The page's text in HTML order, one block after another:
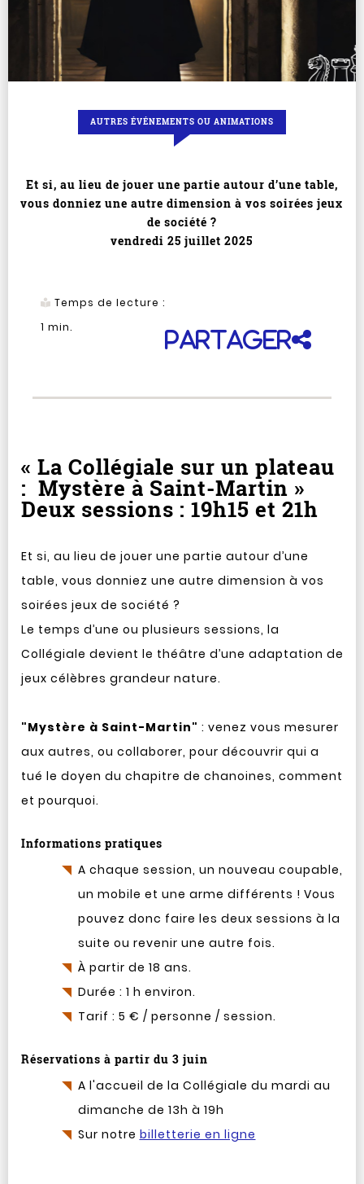
AUTRES ÉVÉNEMENTS OU ANIMATIONS
Et si, au lieu de jouer une partie autour d’une table,
vous donniez une autre dimension à vos soirées jeux
de société ?
vendredi 25 juillet 2025
Temps de lecture :
1 min.
Partager
« La Collégiale sur un plateau
: Mystère à Saint-Martin »
Deux sessions : 19h15 et 21h
Et si, au lieu de jouer une partie autour d’une
table, vous donniez une autre dimension à vos
soirées jeux de société ?
Le temps d’une ou plusieurs sessions, la
Collégiale devient le théâtre d’une adaptation de
jeux célèbres grandeur nature.
"Mystère à Saint-Martin" : venez vous mesurer
aux autres, ou collaborer, pour découvrir qui a
tué le doyen du chapitre de chanoines, comment
et pourquoi.
Informations pratiques
A chaque session, un nouveau coupable,
un mobile et une arme différents ! Vous
pouvez donc faire les deux sessions à la
suite ou revenir une autre fois.
À partir de 18 ans.
Durée : 1 h environ.
Tarif : 5 € / personne / session.
Réservations à partir du 3 juin
A l'accueil de la Collégiale du mardi au
dimanche de 13h à 19h
Sur notre billetterie en ligne